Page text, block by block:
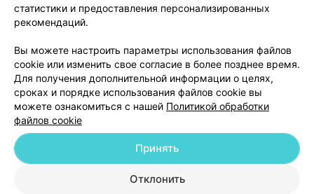
Обработка персональных данных
© 2026 ООО «Артокс Лаб», УНП 191700409
| 220012, Республика Беларусь,
статистики и предоставления персонализированных
рекомендаций.
Вы можете настроить параметры использования файлов
cookie или изменить свое согласие в более позднее время.
Для получения дополнительной информации о целях,
сроках и порядке использования файлов cookie вы
можете ознакомиться с нашей Политикой обработки
файлов cookie
Отклонить
Принять